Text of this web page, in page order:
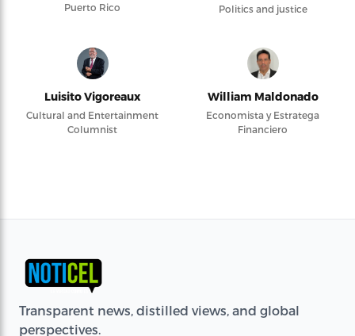
Puerto Rico
Politics and justice
Luisito Vigoreaux
Cultural and Entertainment
Columnist
William Maldonado
Economista y Estratega
Financiero
Transparent news, distilled views, and global
perspectives.